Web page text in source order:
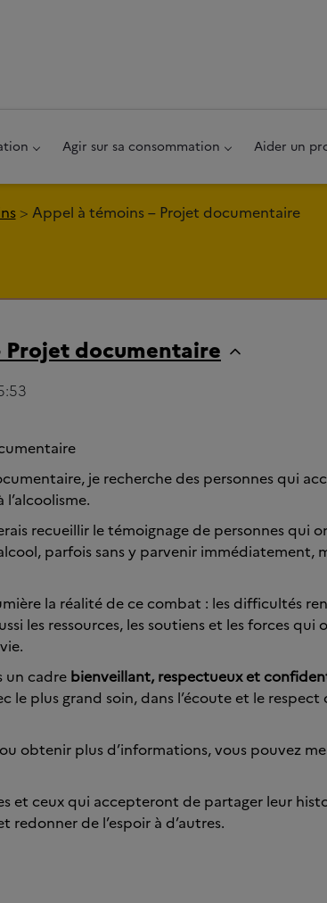
Agir sur sa consommation Aider un
Appel à témoins – Projet documentaire
documentaire
je recherche des personnes qui
recueillir le témoignage de personnes qui
parfois sans y parvenir immédiatement,
la réalité de ce combat : les difficultés
les ressources, les soutiens et les forces qui
un cadre bienveillant, respectueux et
le plus grand soin, dans l’écoute et le
obtenir plus d’informations, vous pouvez
et ceux qui accepteront de partager leur
de l’espoir à d’autres.